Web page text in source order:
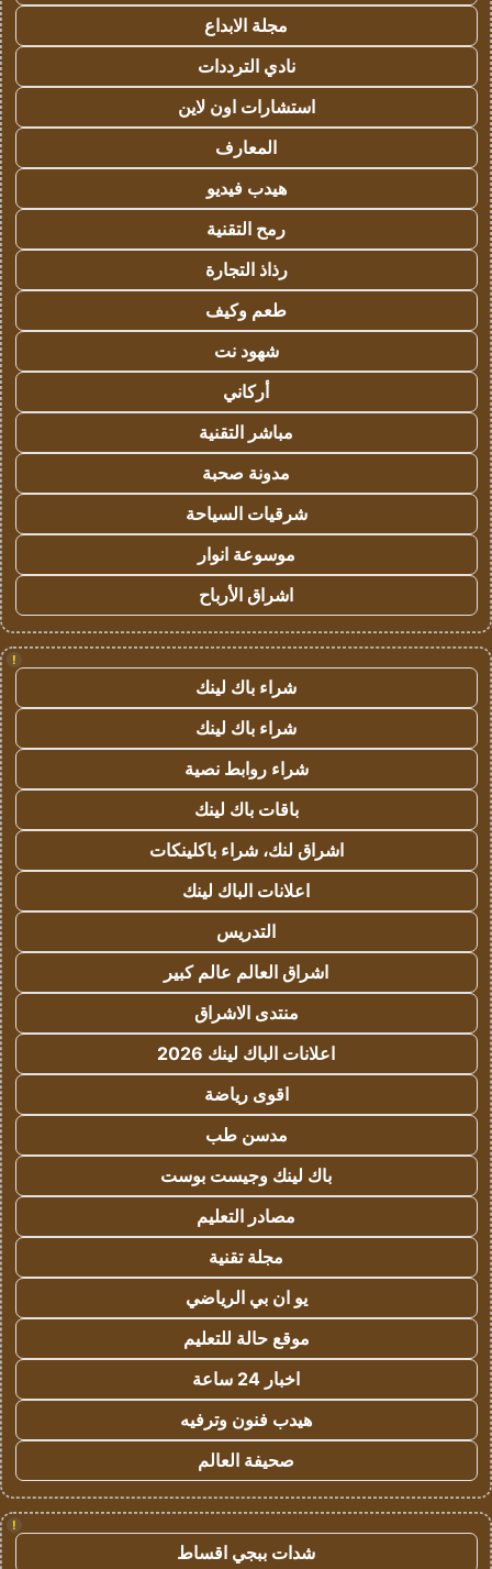
مجلة الابداع
نادي الترددات
استشارات اون لاين
المعارف
هيدب فيديو
رمح التقنية
رذاذ التجارة
طعم وكيف
شهود نت
أركاني
مباشر التقنية
مدونة صحبة
شرقيات السياحة
موسوعة انوار
اشراق الأرباح
!
شراء باك لينك
شراء باك لينك
شراء روابط نصية
باقات باك لينك
اشراق لنك، شراء باكلينكات
اعلانات الباك لينك
التدريس
اشراق العالم عالم كبير
منتدى الاشراق
اعلانات الباك لينك 2026
اقوى رياضة
مدسن طب
باك لينك وجيست بوست
مصادر التعليم
مجلة تقنية
يو ان بي الرياضي
موقع حالة للتعليم
اخبار 24 ساعة
هيدب فنون وترفيه
صحيفة العالم
!
شدات ببجي اقساط